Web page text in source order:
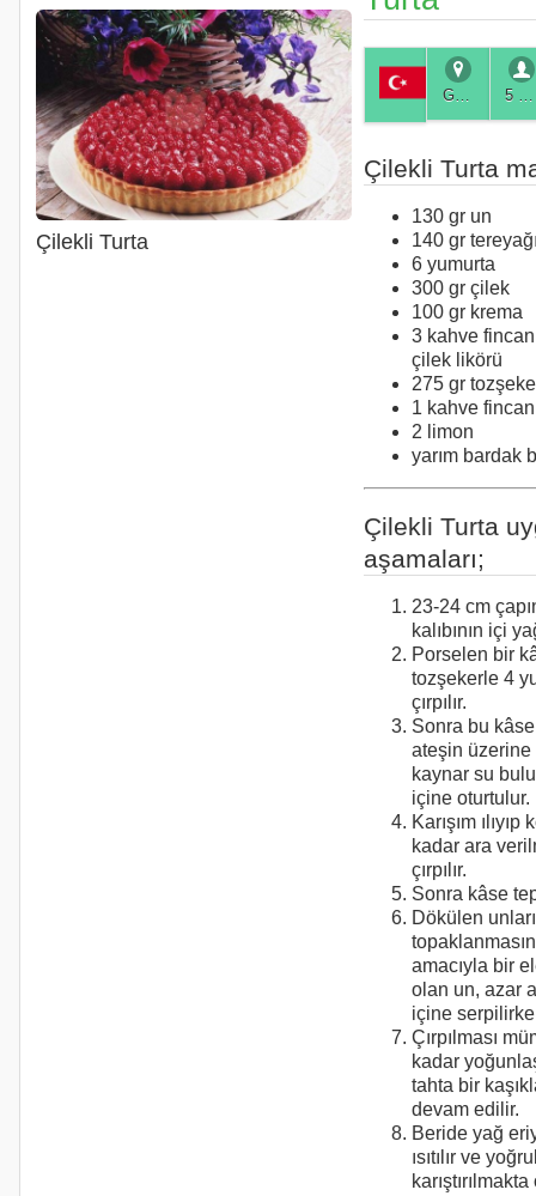
Çilekli Turta
Genel
Çilekli Turta
130 gr un
140 gr
6 yumurta
300 gr çilek
100 gr krema
3 kahve
çilek likörü
275 gr
1 kahve
2 limon
yarım bardak
Çilekli Turta
aşamaları;
23-24 cm
kalıbının içi
Porselen bir
tozşekerle 4
çırpılır.
Sonra bu
ateşin
kaynar su
içine oturtulur.
Karışım
kadar ara
çırpılır.
Sonra kâse
Dökülen
amacıyla bir
olan un, azar
içine serpilirken
Çırpılması
kadar
tahta bir
devam edilir.
Beride yağ
ısıtılır ve